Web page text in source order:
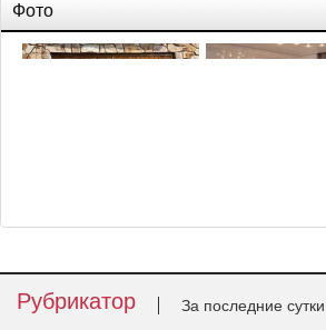
Фото
Рубрикатор За последние